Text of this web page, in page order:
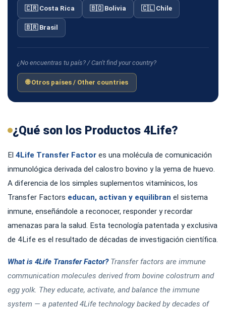
🇨🇷 Costa Rica 🇧🇴 Bolivia 🇨🇱 Chile
🇧🇷 Brasil
¿No encuentras tu país? / Can't find your country?
🌐 Otros países / Other countries
¿Qué son los Productos 4Life?
El 4Life Transfer Factor es una molécula de comunicación
inmunológica derivada del calostro bovino y la yema de huevo.
A diferencia de los simples suplementos vitamínicos, los
Transfer Factors educan, activan y equilibran el sistema
inmune, enseñándole a reconocer, responder y recordar
amenazas para la salud. Esta tecnología patentada y exclusiva
de 4Life es el resultado de décadas de investigación científica.
What is 4Life Transfer Factor?Transfer factors are immune
communication molecules derived from bovine colostrum and
egg yolk. They educate, activate, and balance the immune
system — a patented 4Life technology backed by decades of